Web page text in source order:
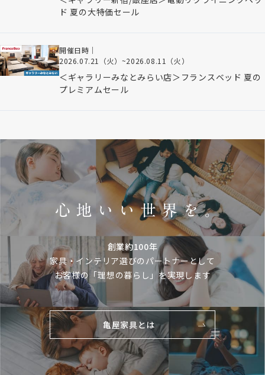
ド 夏の大特価セール
開催日時｜
2026.07.21（火） ~2026.08.11（火）
＜ギャラリーみなとみらい店＞フランスベッド 夏の
プレミアムセール
創業約100年
家具・インテリア選びのパートナーとして
お客様の「理想の暮らし」を実現します
亀屋家具とは